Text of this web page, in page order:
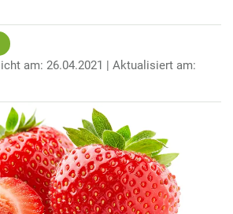
am: 26.04.2021 | Aktualisiert am: